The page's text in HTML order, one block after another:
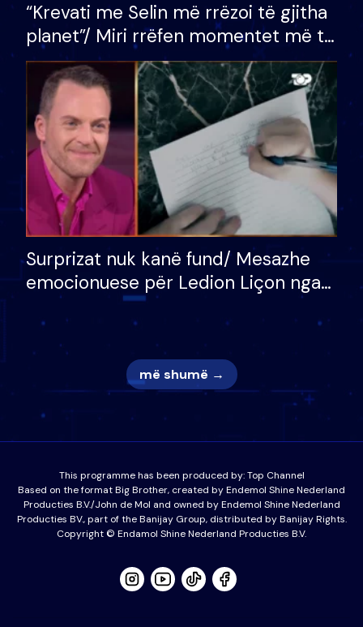
“Krevati me Selin më rrëzoi të gjitha
planet”/ Miri rrëfen momentet më të
bukura në shtëpinë e BB VIP: Do më
mungojë zilja e mëngjesit kur…
Surprizat nuk kanë fund/ Mesazhe
emocionuese për Ledion Liçon nga
nëna dhe fëmijët e tij, moderatori
nuk i mban dot lotët: Nuk meritoj…
më shumë →
This programme has been produced by:Top Channel
Based on the format Big Brother, created by Endemol Shine Nederland
Producties B.V./John de Mol and owned by Endemol Shine Nederland
Producties BV., part of the Banijay Group, distributed by Banijay Rights.
Copyright © Endamol Shine Nederland Producties B.V.